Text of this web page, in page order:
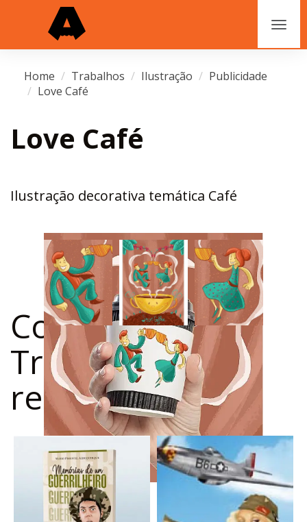
Home Trabalhos Ilustração
Publicidade
Love Café
Love Café
Ilustração decorativa temática Café
Confira outros
Trabalhos
relacionados